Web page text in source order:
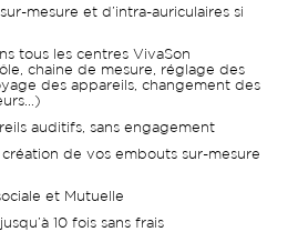
sur-mesure et d’intra-auriculaires si
tous les centres VivaSon
chaine de mesure, réglage des
des appareils, changement des
auditifs, sans engagement
création de vos embouts sur-mesure
et Mutuelle
jusqu’à 10 fois sans frais